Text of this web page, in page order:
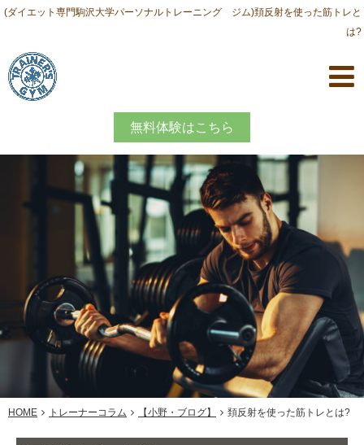
(ダイエット専門駒沢大学パーソナルトレーニング ジム)頚反射を使った筋トレと
は?
無料体験はこちら
HOME トレーナーコラム 【小野・ブログ】 頚反射を使った筋トレとは?